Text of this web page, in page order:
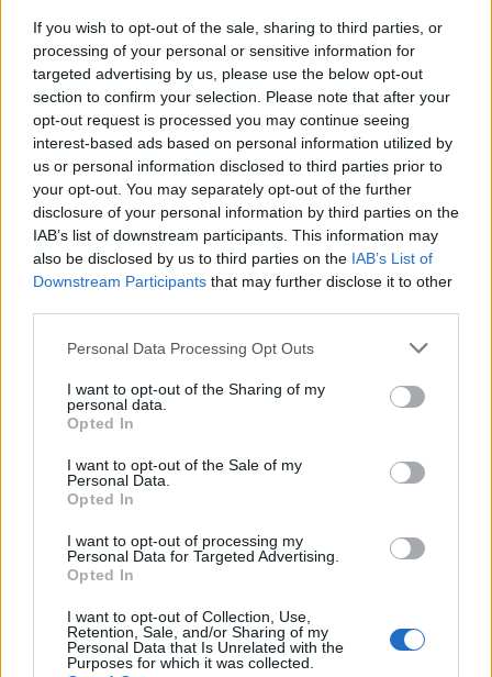
If you wish to opt-out of the sale, sharing to third parties, or
processing of your personal or sensitive information for
targeted advertising by us, please use the below opt-out
section to confirm your selection. Please note that after your
opt-out request is processed you may continue seeing
interest-based ads based on personal information utilized by
us or personal information disclosed to third parties prior to
your opt-out. You may separately opt-out of the further
disclosure of your personal information by third parties on the
IAB’s list of downstream participants. This information may
also be disclosed by us to third parties on the IAB’s List of
Downstream Participants that may further disclose it to other
Personal Data Processing Opt Outs
I want to opt-out of the Sharing of my
personal data.
Opted In
I want to opt-out of the Sale of my
Personal Data.
Opted In
I want to opt-out of processing my
Personal Data for Targeted Advertising.
Opted In
I want to opt-out of Collection, Use,
Retention, Sale, and/or Sharing of my
Personal Data that Is Unrelated with the
Purposes for which it was collected.
Το νέο εμβόλιο:
Χορηγείται από τον παιδίατρο μεένα
ψέκασμα σε κάθε ρουθούνι.
Έχει την ίδια αποτελεσματικότητα
κλασικό ενέσιμο.
Είναι ανώδυνο καιδωρεάν για τα παιδιά
2–5 ετών,μετά από απόφαση της Εθνικής
Επιτροπής Εμβολιασμών.
Η καθηγήτρια Παιδιατρικής ΕΚΠΑ και μέλος της
Εθνικής Επιτροπής Εμβολιασμών,Βάνα
Παπαευαγγέλου , τόνισε μιλώντας πρόσφατα
«Το ρινικό εμβόλιο σε μορφή σπρέι έρχεται για
πρώτη φορά στην Ελλάδα. Εμείς επικεντρωνόμαστε
στην ηλικιακή ομάδα 2 έως 5 ετών, γιατί αυτά τα
παιδιά συστήνουμε να κάνουν ετήσιο αντιγριπικό
τρυπηθούν».
αντιγριπικό εμβόλιο στην Ελλάδα: Δωρεάν για
τα παιδιά 2 – 5 ετών